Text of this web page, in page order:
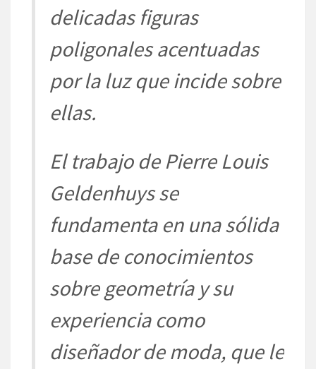
delicadas figuras
poligonales acentuadas
por la luz que incide sobre
ellas.
El trabajo de PierreLouis
Geldenhuysse
fundamenta en unasólida
base de conocimientos
sobre geometríaysu
experiencia como
diseñadorde moda, que le